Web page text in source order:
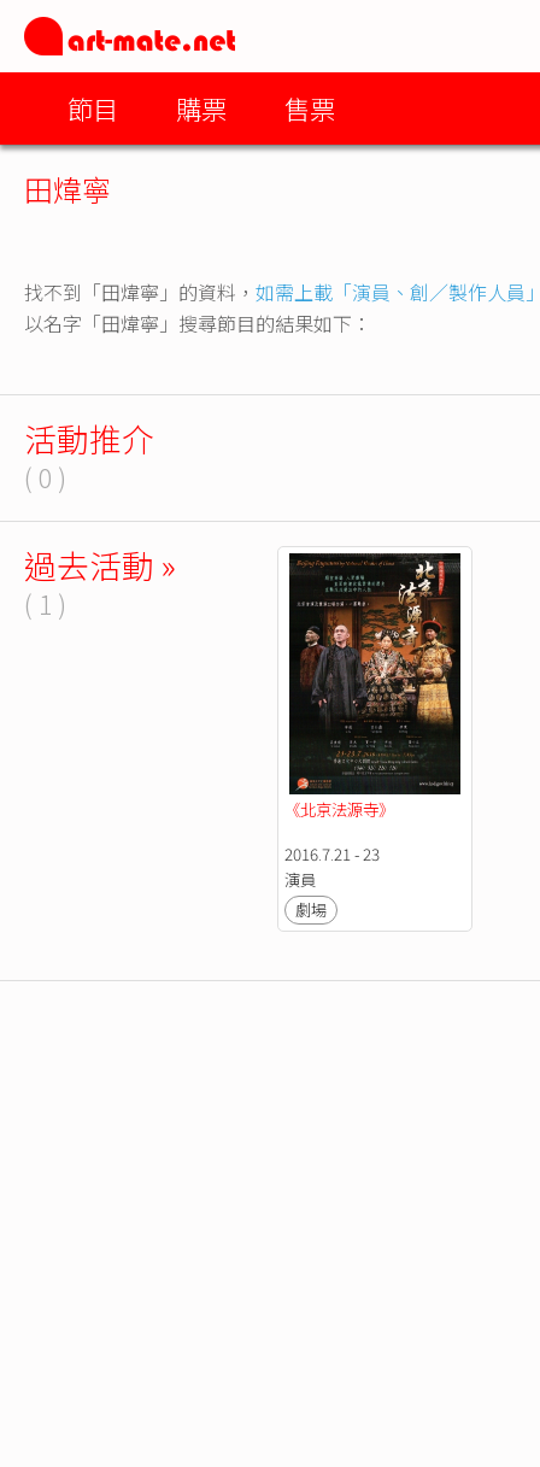
節目 購票 售票
田煒寧
找不到「田煒寧」的資料， 如需上載「演員、創／製作人員
以名字「田煒寧」搜尋節目的結果如下：
活動推介
( 0 )
過去活動 »
( 1 )
《北京法源寺》
2016.7.21 - 23
演員
劇場